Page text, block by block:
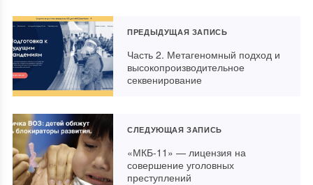
ПРЕДЫДУЩАЯ ЗАПИСЬ
Часть 2. Метагеномный подход и
высокопроизводительное
секвенирование
СЛЕДУЮЩАЯ ЗАПИСЬ
«МКБ-11» — лицензия на
совершение уголовных
преступлений